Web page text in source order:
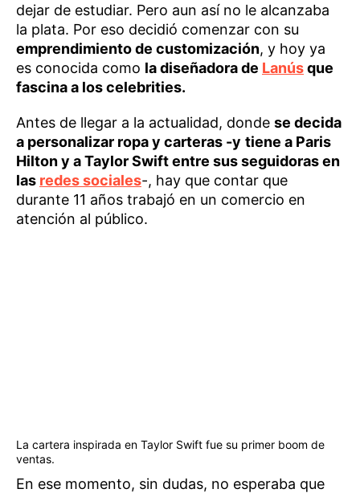
dejar de estudiar. Pero aun así no le alcanzaba
la plata. Por eso decidió comenzar con su
emprendimiento de customización, y hoy ya
es conocida como la diseñadora de Lanúsque
fascina a los celebrities.
Antes de llegar a la actualidad, donde se decida
a personalizar ropa y carteras -y tiene a Paris
Hilton y a Taylor Swift entre sus seguidoras en
las redes sociales-, hay que contar que
durante 11 años trabajó en un comercio en
atención al público.
La cartera inspirada en Taylor Swift fue su primer boom de
ventas.
En ese momento, sin dudas, no esperaba que